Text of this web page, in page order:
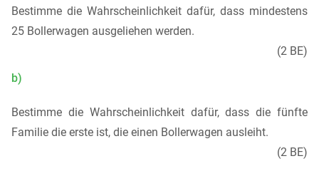
Bestimme die Wahrscheinlichkeit dafür, dass mindestens
25 Bollerwagen ausgeliehen werden.
(2 BE)
b)
Bestimme die Wahrscheinlichkeit dafür, dass die fünfte
Familie die erste ist, die einen Bollerwagen ausleiht.
(2 BE)